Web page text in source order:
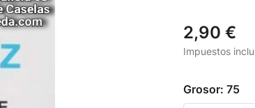
2,90 €
Impuestos
Grosor: 75